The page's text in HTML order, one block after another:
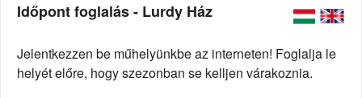
Időpont foglalás - Lurdy Ház
Jelentkezzen be műhelyünkbe az interneten! Foglalja le
helyét előre, hogy szezonban se kelljen várakoznia.